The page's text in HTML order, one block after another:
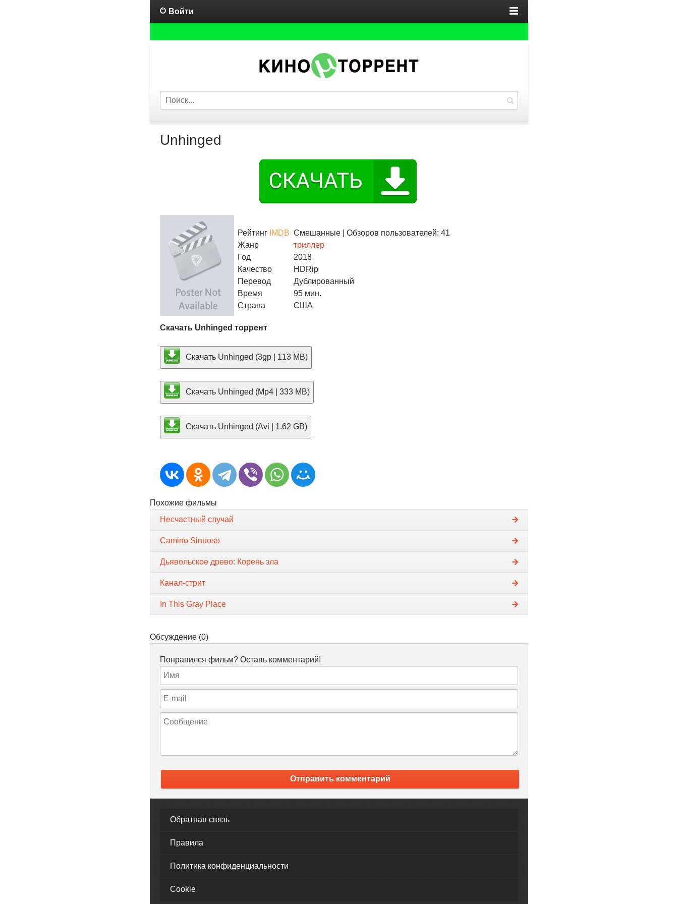
Войти
Unhinged
Рейтинг IMDB Смешанные | Обзоров пользователей: 41
Жанр
триллер
Год
2018
Качество
HDRip
Перевод
Дублированный
Время
95 мин.
Страна
США
Скачать Unhinged торрент
Скачать Unhinged (3gp | 113 MB)
Скачать Unhinged (Mp4 | 333 MB)
Скачать Unhinged (Avi | 1.62 GB)
Похожие фильмы
Несчастный случай
Camino Sinuoso
Дьявольское древо: Корень зла
Канал-стрит
In This Gray Place
Обсуждение (0)
Понравился фильм? Оставь комментарий!
Отправить комментарий
Обратная связь
Правила
Политика конфиденциальности
Cookie